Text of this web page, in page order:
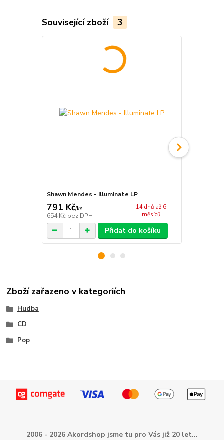
Související zboží 3
Shawn Mendes - Illuminate LP
791 Kč/ks
654 Kč bez DPH
14 dnů až 6
měsíců
Přidat do košíku
Zboží zařazeno v kategoriích
Hudba
CD
Pop
2006 - 2026 Akordshop jsme tu pro Vás již 20 let...